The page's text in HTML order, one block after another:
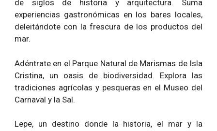
de siglos de historia y arquitectura. Suma
experiencias gastronómicas en los bares locales,
deleitándote con la frescura de los productos del
mar.
Adéntrate en el Parque Natural de Marismas de Isla
Cristina, un oasis de biodiversidad. Explora las
tradiciones agrícolas y pesqueras en el Museo del
Carnaval y la Sal.
Lepe, un destino donde la historia, el mar y la